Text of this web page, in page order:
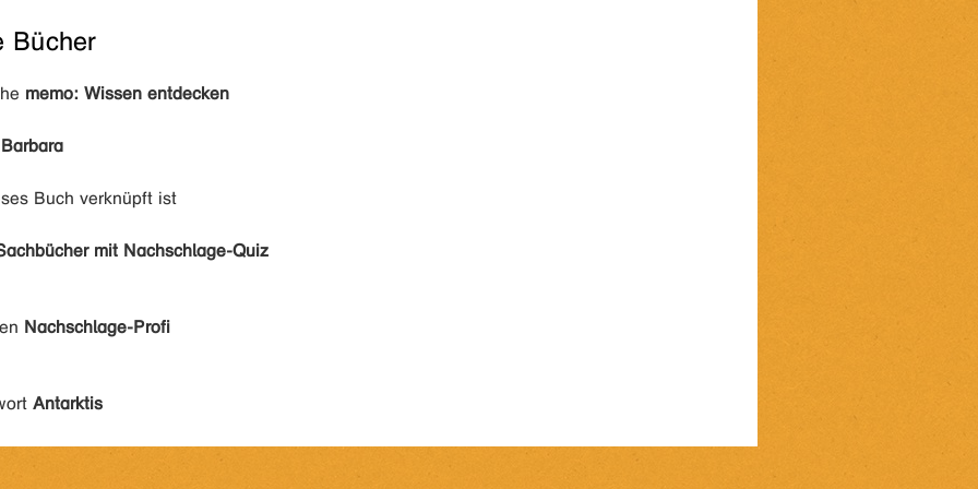
Bücher
memo: Wissen entdecken
Buch verknüpft ist
mit Nachschlage-Quiz
Nachschlage-Profi
Antarktis